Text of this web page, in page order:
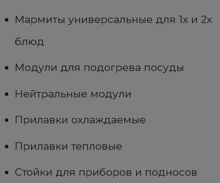
Мармиты универсальные для 1х и 2х
блюд
Модули для подогрева посуды
Нейтральные модули
Прилавки охлаждаемые
Прилавки тепловые
Стойки для приборов и подносов